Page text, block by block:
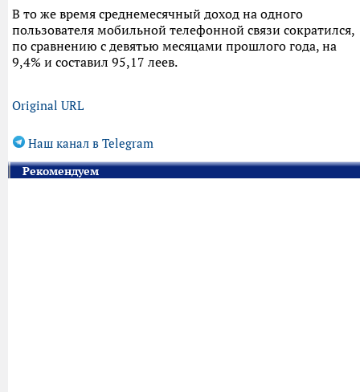
В то же время среднемесячный доход на одного
пользователя мобильной телефонной связи сократился,
по сравнению с девятью месяцами прошлого года, на
9,4% и составил 95,17 леев.
Original URL
Наш канал в Telegram
Рекомендуем